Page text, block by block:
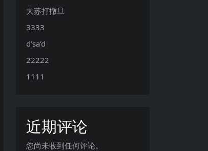
大苏打撒旦
3333
d’sa’d
22222
1111
近期评论
您尚未收到任何评论。